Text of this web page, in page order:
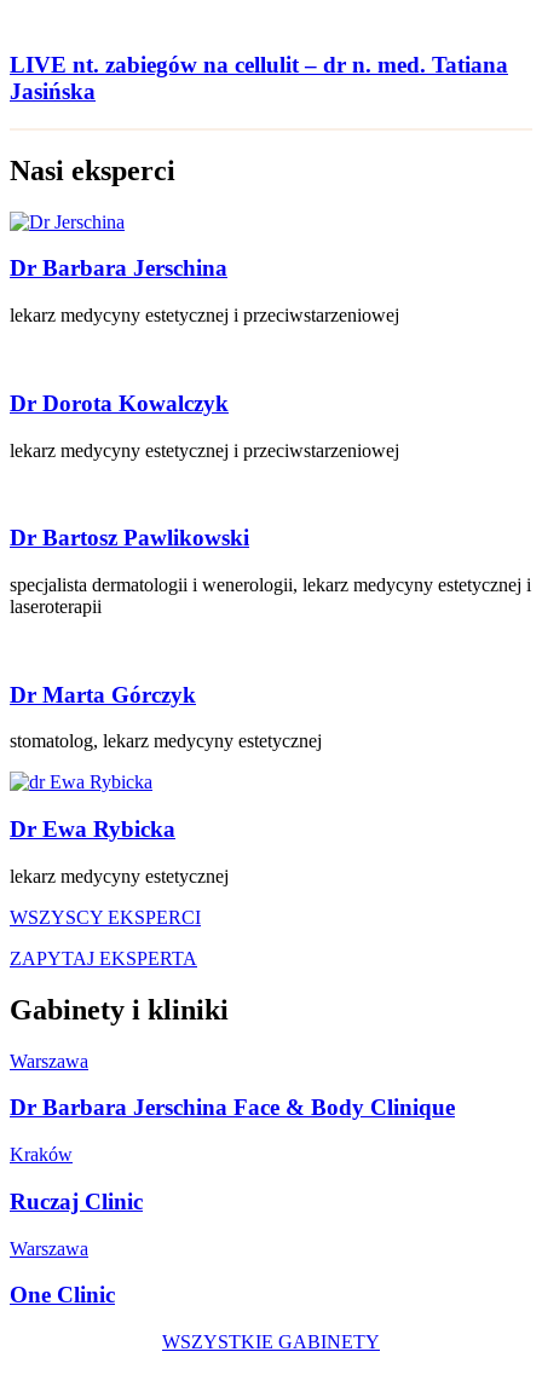
LIVE nt. zabiegów na cellulit – dr n. med. Tatiana
Jasińska
Nasi eksperci
Dr Barbara Jerschina
lekarz medycyny estetycznej i przeciwstarzeniowej
Dr Dorota Kowalczyk
lekarz medycyny estetycznej i przeciwstarzeniowej
Dr Bartosz Pawlikowski
specjalista dermatologii i wenerologii, lekarz medycyny estetycznej i
laseroterapii
Dr Marta Górczyk
stomatolog, lekarz medycyny estetycznej
Dr Ewa Rybicka
lekarz medycyny estetycznej
WSZYSCY EKSPERCI
ZAPYTAJ EKSPERTA
Gabinety i kliniki
Warszawa
Dr Barbara Jerschina Face & Body Clinique
Kraków
Ruczaj Clinic
Warszawa
One Clinic
WSZYSTKIE GABINETY